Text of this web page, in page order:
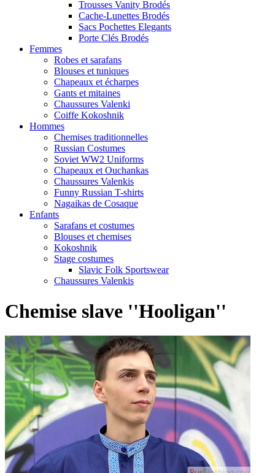
Trousses Vanity Brodés
Cache-Lunettes Brodés
Sacs Pochettes Elegants
Porte Clés Brodés
Femmes
Robes et sarafans
Blouses et tuniques
Chapeaux et écharpes
Gants et mitaines
Chaussures Valenki
Coiffe Kokoshnik
Hommes
Chemises traditionnelles
Russian Costumes
Soviet WW2 Uniforms
Chapeaux et Ouchankas
Chaussures Valenkis
Funny Russian T-shirts
Nagaikas de Cosaque
Enfants
Sarafans et costumes
Blouses et chemises
Kokoshnik
Stage costumes
Slavic Folk Sportswear
Chaussures Valenkis
Chemise slave ''Hooligan''